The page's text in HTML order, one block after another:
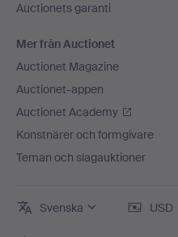
Auctionets garanti
Mer från Auctionet
Auctionet Magazine
Auctionet-appen
Auctionet Academy
Konstnärer och formgivare
Teman och slagauktioner
Svenska USD